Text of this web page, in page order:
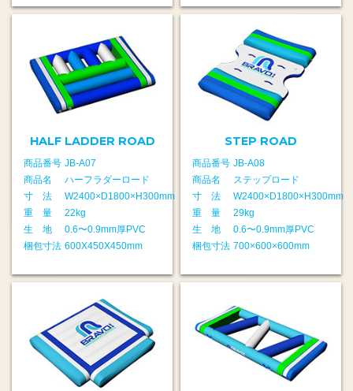
HALF LADDER ROAD
商品番号 JB-A07
商品名
ハーフラダーロード
寸 法
W2400×D1800×H300mm
重 量
22kg
生 地
0.6〜0.9mm厚PVC
梱包寸法 600X450X450mm
STEP ROAD
商品番号 JB-A08
商品名
ステップロード
寸 法
W2400×D1800×H300mm
重 量
29kg
生 地
0.6〜0.9mm厚PVC
梱包寸法 700×600×600mm